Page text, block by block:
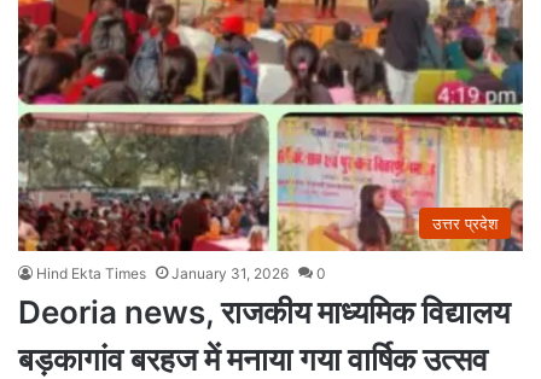
उत्तर प्रदेश
Hind Ekta Times January 31, 2026 0
Deoria news, राजकीय माध्यमिक विद्यालय
बड़कागांव बरहज में मनाया गया वार्षिक उत्सव